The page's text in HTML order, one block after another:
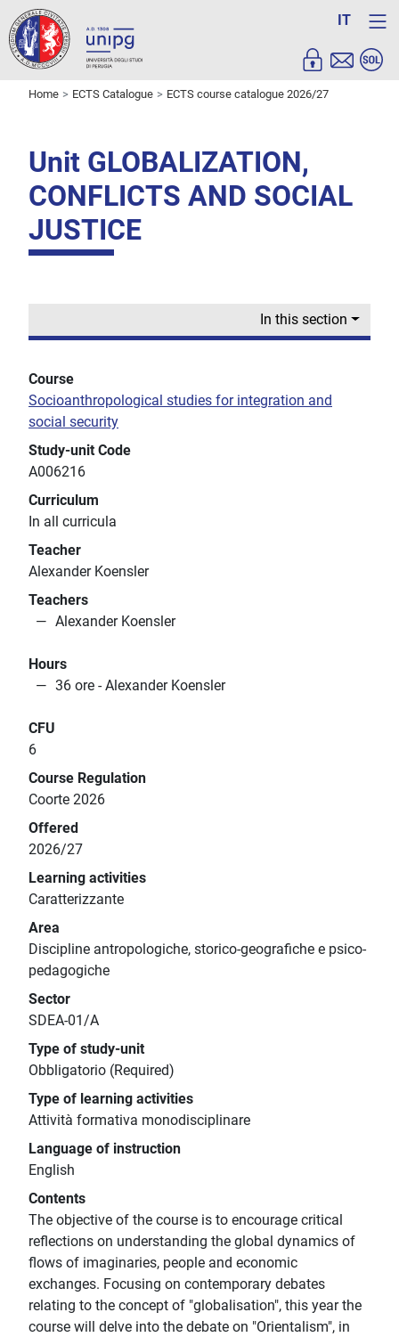
IT
Home ECTS Catalogue ECTS course catalogue 2026/27
Unit GLOBALIZATION,
CONFLICTS AND SOCIAL
JUSTICE
In this section
Course
Socioanthropological studies for integration and
social security
Study-unit Code
A006216
Curriculum
In all curricula
Teacher
Alexander Koensler
Teachers
Alexander Koensler
Hours
36 ore - Alexander Koensler
CFU
6
Course Regulation
Coorte 2026
Offered
2026/27
Learning activities
Caratterizzante
Area
Discipline antropologiche, storico-geografiche e psico-
pedagogiche
Sector
SDEA-01/A
Type of study-unit
Obbligatorio (Required)
Type of learning activities
Attività formativa monodisciplinare
Language of instruction
English
Contents
The objective of the course is to encourage critical
reflections on understanding the global dynamics of
flows of imaginaries, people and economic
exchanges. Focusing on contemporary debates
relating to the concept of "globalisation", this year the
course will delve into the debate on "Orientalism", in